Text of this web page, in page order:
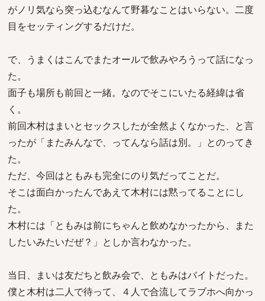
がノリ気なら突っ込むなんて野暮なことはいらない。二度
目をセッティングするだけだ。
で、うまくはこんでまたオールで飲みやろうって話になっ
た。
面子も場所も前回と一緒。なのでそこにいたる経緯は省
く。
前回木村はまいとセックスしたが全然よくなかった、と言
ったが「またみんなで、ってんなら話は別。」とのってき
た。
ただ、今回はともみも完全にのり気だってことだ。
そこは面白かったんであえて木村には黙ってることにし
た。
木村には「ともみは前にちゃんと飲めなかったから、また
したいみたいだぜ？」としか言わなかった。
当日、まいは友だちと飲み会で、ともみはバイトだった。
僕と木村は二人で待って、４人で合流してラブホへ向かっ